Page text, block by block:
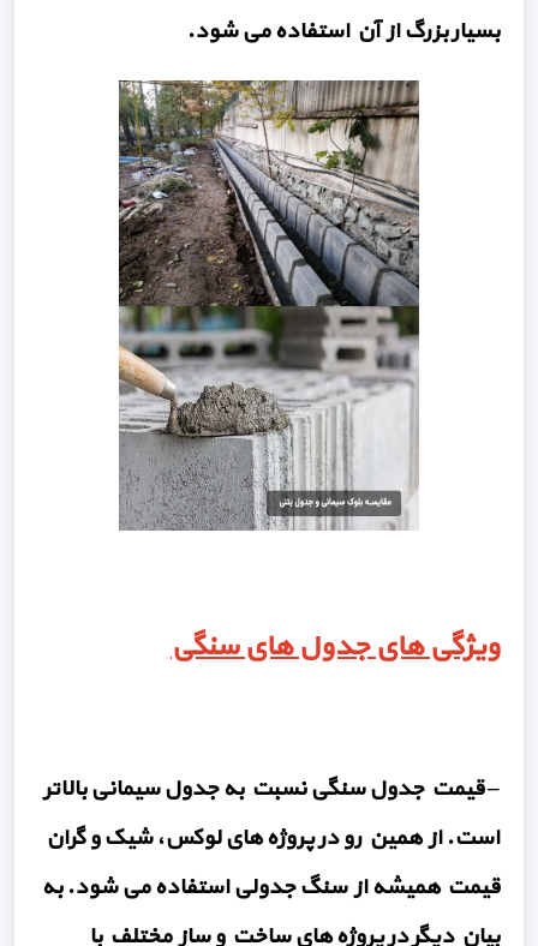
بسیار بزرگ از آن استفاده می شود.
ویژگی های جدول های سنگی
–قیمت جدول سنگینسبت به جدول سیمانی بالاتر
است. از همین رو در پروژه های لوکس، شیک و گران
قیمت همیشه از سنگ جدولی استفاده می شود. به
بیان دیگر در پروژه های ساخت و ساز مختلف با